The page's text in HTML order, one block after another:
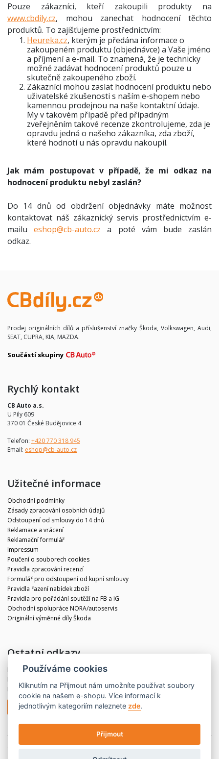
Pouze zákazníci, kteří zakoupili produkty na
www.cbdily.cz, mohou zanechat hodnocení těchto
produktů. To zajišťujeme prostřednictvím:
Heureka.cz, kterým je předána informace o
zakoupeném produktu (objednávce) a Vaše jméno
a příjmení a e-mail. To znamená, že je technicky
možné zadávat hodnocení produktů pouze u
skutečně zakoupeného zboží.
Zákazníci mohou zaslat hodnocení produktu nebo
uživatelské zkušenosti s naším e-shopem nebo
kamennou prodejnou na naše kontaktní údaje.
My v takovém případě před případným
zveřejněním takové recenze zkontrolujeme, zda je
opravdu jedná o našeho zákazníka, zda zboží,
které hodnotí u nás opravdu nakoupil.
Jak mám postupovat v případě, že mi odkaz na
hodnocení produktu nebyl zaslán?
Do 14 dnů od obdržení objednávky máte možnost
kontaktovat náš zákaznický servis prostřednictvím e-
mailueshop@cb-auto.cz a poté vám bude zaslán
odkaz.
Prodej originálních dílů a příslušenství značky Škoda, Volkswagen, Audi,
SEAT, CUPRA, KIA, MAZDA.
Součástí skupiny
Rychlý kontakt
CB Auto a.s.
U Pily 609
370 01 České Budějovice 4
Telefon: +420 770 318 945
Email: eshop@cb-auto.cz
Užitečné informace
Obchodní podmínky
Zásady zpracování osobních údajů
Odstoupení od smlouvy do 14 dnů
Reklamace a vrácení
Reklamační formulář
Impressum
Poučení o souborech cookies
Pravidla zpracování recenzí
Formulář pro odstoupení od kupní smlouvy
Pravidla řazení nabídek zboží
Pravidla pro pořádání soutěží na FB a IG
Obchodní spolupráce NORA/autoservis
Originální výměnné díly Škoda
Ostatní odkazy
Blog
Partneři
Odstoupit od smlouvy
Používáme cookies
Kliknutím na Přijmout nám umožníte používat soubory
cookie na našem e-shopu. Více informací k
jednotlivým kategoriím naleznete zde.
Přijmout